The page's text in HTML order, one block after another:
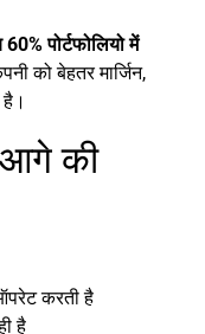
60% पोर्टफोलियो में
को बेहतर मार्जिन,
आगे की
करती है
है